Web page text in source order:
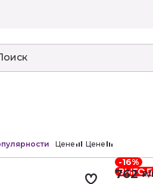
Цене Цене
-16%
762₽